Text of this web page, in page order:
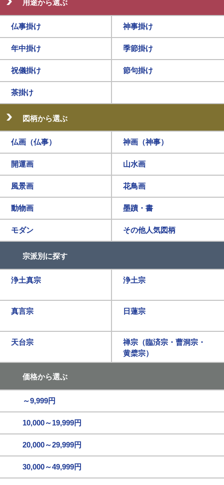
用途から選ぶ
仏事掛け 神事掛け
年中掛け 季節掛け
祝儀掛け 節句掛け
茶掛け
図柄から選ぶ
仏画（仏事） 神画（神事）
開運画 山水画
風景画 花鳥画
動物画 墨蹟・書
モダン その他人気図柄
宗派別に探す
浄土真宗 浄土宗
真言宗 日蓮宗
天台宗
禅宗（臨済宗・曹洞宗・
黄檗宗）
価格から選ぶ
～9,999円
10,000～19,999円
20,000～29,999円
30,000～49,999円